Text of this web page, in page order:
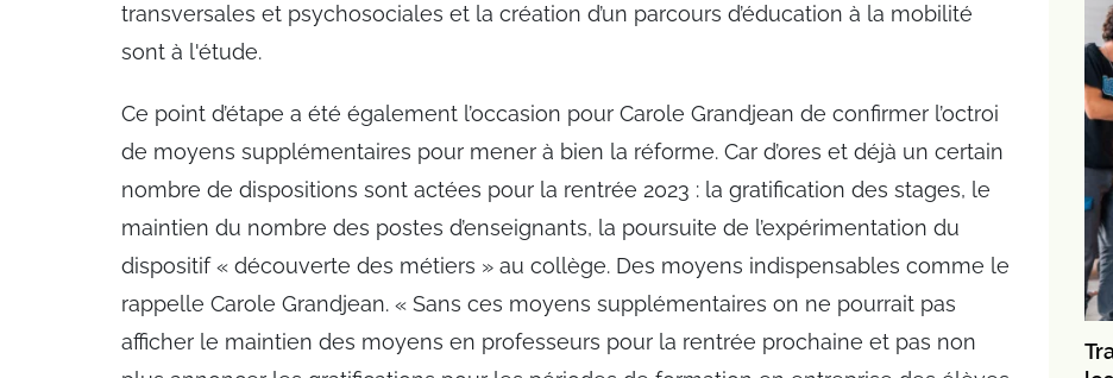
transversales et psychosociales et la création d’un parcours d’éducation à la mobilité
sont à l'étude.
Ce point d’étape a été également l’occasion pour Carole Grandjean de confirmer l’octroi
de moyens supplémentaires pour mener à bien la réforme. Car d’ores et déjà un certain
nombre de dispositions sont actées pour la rentrée 2023 : la gratification des stages, le
maintien du nombre des postes d’enseignants, la poursuite de l’expérimentation du
dispositif « découverte des métiers » au collège. Des moyens indispensables comme le
rappelle Carole Grandjean. « Sans ces moyens supplémentaires on ne pourrait pas
afficher le maintien des moyens en professeurs pour la rentrée prochaine et pas non